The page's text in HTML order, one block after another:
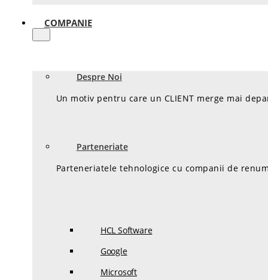
COMPANIE
Despre Noi
Un motiv pentru care un CLIENT merge mai
Parteneriate
Parteneriatele tehnologice cu companii de
HCL Software
Google
Microsoft